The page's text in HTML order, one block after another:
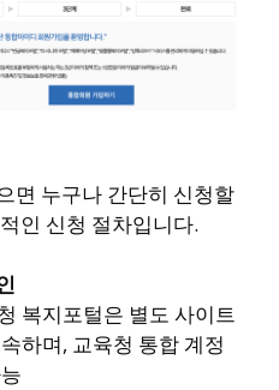
면 누구나 간단히 신청할
인 신청 절차입니다.
복지포털은 별도 사이트
하며, 교육청 통합 계정